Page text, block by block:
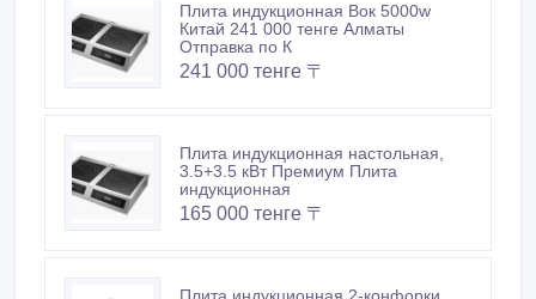
Плита индукционная Вок 5000w
Китай 241 000 тенге Алматы
Отправка по К
241 000 тенге 〒
Плита индукционная настольная,
3.5+3.5 кВт Премиум Плита
индукционная
165 000 тенге 〒